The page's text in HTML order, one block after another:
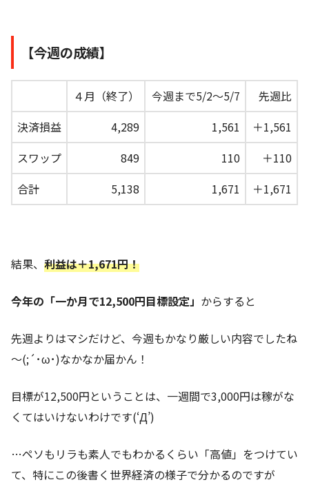
【今週の成績】
４月（終了） 今週まで5/2～5/7
先週比
決済損益
4,289 1,561
＋1,561
スワップ
849 110
＋110
合計
5,138 1,671 ＋1,671
結果、 利益は＋1,671円！
今年の「一か月で12,500円目標設定」 からすると
先週よりはマシだけど、今週もかなり厳しい内容でしたね
～(;´･ω･)なかなか届かん！
目標が12,500円ということは、一週間で3,000円は稼がな
くてはいけないわけです(‘Д’)
…ペソもリラも素人でもわかるくらい「高値」をつけてい
て、特にこの後書く世界経済の様子で分かるのですが